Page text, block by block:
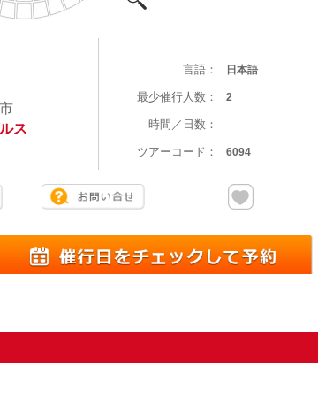
ス
言語： 日本語
最少催行人数： 2
時間／日数：
ツアーコード： 6094